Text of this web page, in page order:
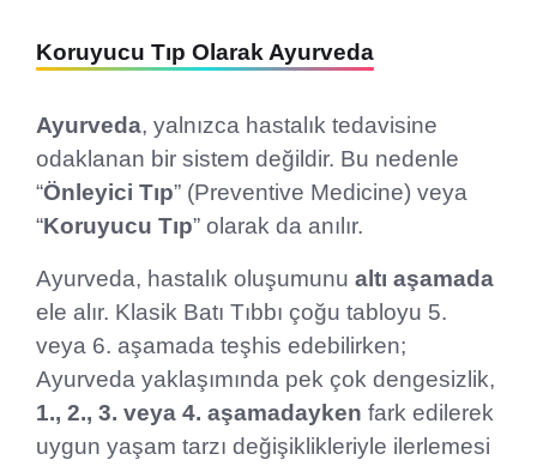
Koruyucu Tıp Olarak Ayurveda
Ayurveda, yalnızca hastalık tedavisine
odaklanan bir sistem değildir. Bu nedenle
“Önleyici Tıp” (Preventive Medicine) veya
“Koruyucu Tıp” olarak da anılır.
Ayurveda, hastalık oluşumunu altı aşamada
ele alır. Klasik Batı Tıbbı çoğu tabloyu 5.
veya 6. aşamada teşhis edebilirken;
Ayurveda yaklaşımında pek çok dengesizlik,
1., 2., 3. veya 4. aşamadayken fark edilerek
uygun yaşam tarzı değişiklikleriyle ilerlemesi